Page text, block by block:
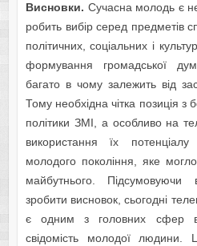
Виcновки. Сучасна молодь є
робить вибір серед предметів
політичних, соціальних і
формування громадської
багато в чому залежить від
Тому необхідна чітка позиція
політики ЗМІ, а особливо на
використання їх
молодого покоління, яке могло
майбутнього.
зробити висновок, сьогодні
є одним з головних сфер
свідомість молодої людини.